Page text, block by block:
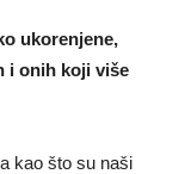
ukorenjene,
i onih koji više
kao što su naši